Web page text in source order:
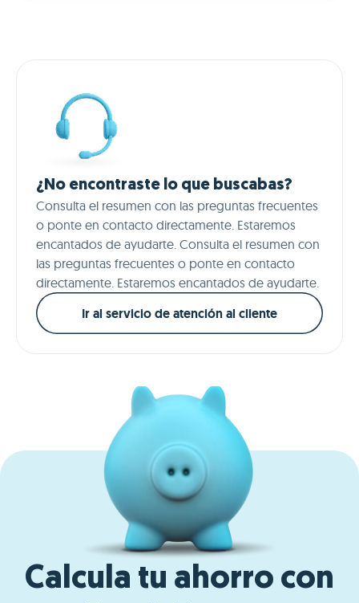
¿No encontraste lo que buscabas?
Consulta el resumen con las preguntas frecuentes
o ponte en contacto directamente. Estaremos
encantados de ayudarte. Consulta el resumen con
las preguntas frecuentes o ponte en contacto
directamente. Estaremos encantados de ayudarte.
Ir al servicio de atención al cliente
Calcula tu ahorro con